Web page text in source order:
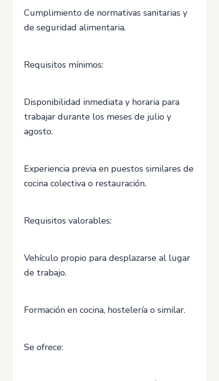
Cumplimiento de normativas sanitarias y
de seguridad alimentaria.
Requisitos mínimos:
Disponibilidad inmediata y horaria para
trabajar durante los meses de julio y
agosto.
Experiencia previa en puestos similares de
cocina colectiva o restauración.
Requisitos valorables:
Vehículo propio para desplazarse al lugar
de trabajo.
Formación en cocina, hostelería o similar.
Se ofrece: